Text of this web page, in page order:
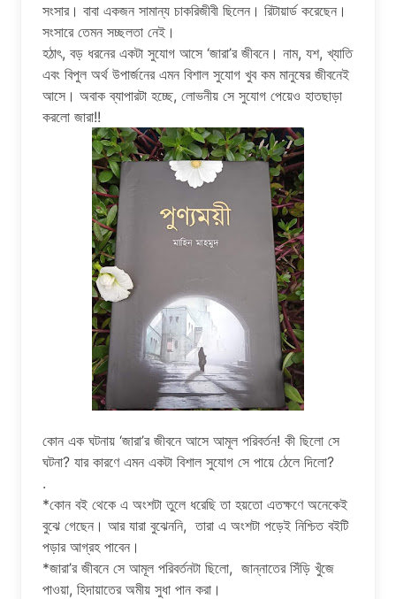
সংসার। বাবা একজন সামান্য চাকরিজীবী ছিলেন। রিটায়ার্ড করেছেন।
সংসারে তেমন সচ্ছলতা নেই।
হঠাৎ, বড় ধরনের একটা সুযোগ আসে ‘জারা’র জীবনে। নাম, যশ, খ্যাতি
এবং বিপুল অর্থ উপার্জনের এমন বিশাল সুযোগ খুব কম মানুষের জীবনেই
আসে। অবাক ব্যাপারটা হচ্ছে, লোভনীয় সে সুযোগ পেয়েও হাতছাড়া
করলো জারা!!
কোন এক ঘটনায় ‘জারা’র জীবনে আসে আমূল পরিবর্তন! কী ছিলো সে
ঘটনা? যার কারণে এমন একটা বিশাল সুযোগ সে পায়ে ঠেলে দিলো?
.
*কোন বই থেকে এ অংশটা তুলে ধরেছি তা হয়তো এতক্ষণে অনেকেই
বুঝে গেছেন। আর যারা বুঝেননি, তারা এ অংশটা পড়েই নিশ্চিত বইটি
পড়ার আগ্রহ পাবেন।
*জারা’র জীবনে সে আমূল পরিবর্তনটা ছিলো, জান্নাতের সিঁড়ি খুঁজে
পাওয়া, হিদায়াতের অমীয় সুধা পান করা।